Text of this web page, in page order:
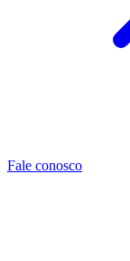
Fale conosco